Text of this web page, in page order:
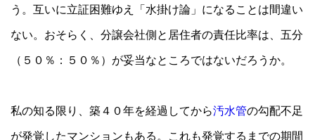
う。互いに立証困難ゆえ「水掛け論」になることは間違い
ない。おそらく、分譲会社側と居住者の責任比率は、五分
（５０％：５０％）が妥当なところではないだろうか。
私の知る限り、築４０年を経過してから汚水管の勾配不足
が発覚したマンションもある。これも発覚するまでの期間